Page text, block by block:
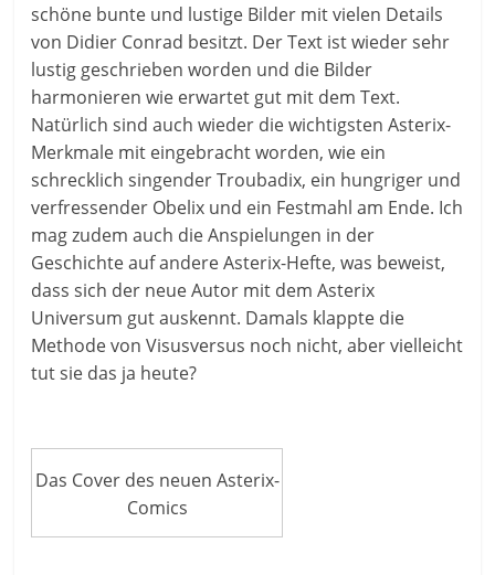
schöne bunte und lustige Bilder mit vielen Details
von Didier Conrad besitzt. Der Text ist wieder sehr
lustig geschrieben worden und die Bilder
harmonieren wie erwartet gut mit dem Text.
Natürlich sind auch wieder die wichtigsten Asterix-
Merkmale mit eingebracht worden, wie ein
schrecklich singender Troubadix, ein hungriger und
verfressender Obelix und ein Festmahl am Ende. Ich
mag zudem auch die Anspielungen in der
Geschichte auf andere Asterix-Hefte, was beweist,
dass sich der neue Autor mit dem Asterix
Universum gut auskennt. Damals klappte die
Methode von Visusversus noch nicht, aber vielleicht
tut sie das ja heute?
Das Cover des neuen Asterix-
Comics